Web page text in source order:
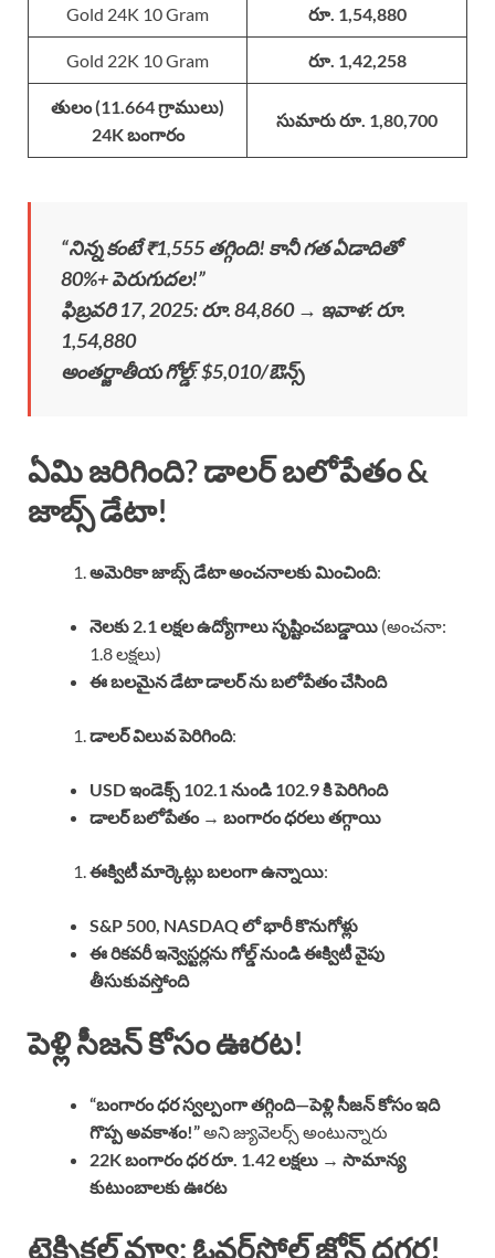
Gold 24K 10 Gram రూ. 1,54,880
Gold 22K 10 Gram రూ. 1,42,258
తులం (11.664 గ్రాములు)
24K బంగారం
సుమారు రూ. 1,80,700
“నిన్న కంటే ₹1,555 తగ్గింది! కానీ గత ఏడాదితో
80%+ పెరుగుదల!”
ఫిబ్రవరి 17, 2025: రూ. 84,860 → ఇవాళ: రూ.
1,54,880
అంతర్జాతీయ గోల్డ్:$5,010/ఔన్స్
ఏమి జరిగింది? డాలర్ బలోపేతం &
జాబ్స్ డేటా!
అమెరికా జాబ్స్ డేటా అంచనాలకు మించింది:
నెలకు 2.1 లక్షల ఉద్యోగాలు సృష్టించబడ్డాయి (అంచనా:
1.8 లక్షలు)
ఈ బలమైన డేటా డాలర్ ను బలోపేతం చేసింది
డాలర్ విలువ పెరిగింది:
USD ఇండెక్స్ 102.1 నుండి 102.9 కి పెరిగింది
డాలర్ బలోపేతం → బంగారం ధరలు తగ్గాయి
ఈక్విటీ మార్కెట్లు బలంగా ఉన్నాయి:
S&P 500, NASDAQ లో భారీ కొనుగోళ్లు
ఈ రికవరీ ఇన్వెస్టర్లను గోల్డ్ నుండి ఈక్విటీ వైపు
తీసుకువస్తోంది
పెళ్లి సీజన్ కోసం ఊరట!
“బంగారం ధర స్వల్పంగా తగ్గింది—పెళ్లి సీజన్ కోసం ఇది
గొప్ప అవకాశం!”అని జ్యువెలర్స్ అంటున్నారు
22K బంగారం ధర రూ. 1.42 లక్షలు → సామాన్య
కుటుంబాలకు ఊరట
టెక్నికల్ వ్యూ: ఓవర్‌సోల్డ్ జోన్ దగ్గర!